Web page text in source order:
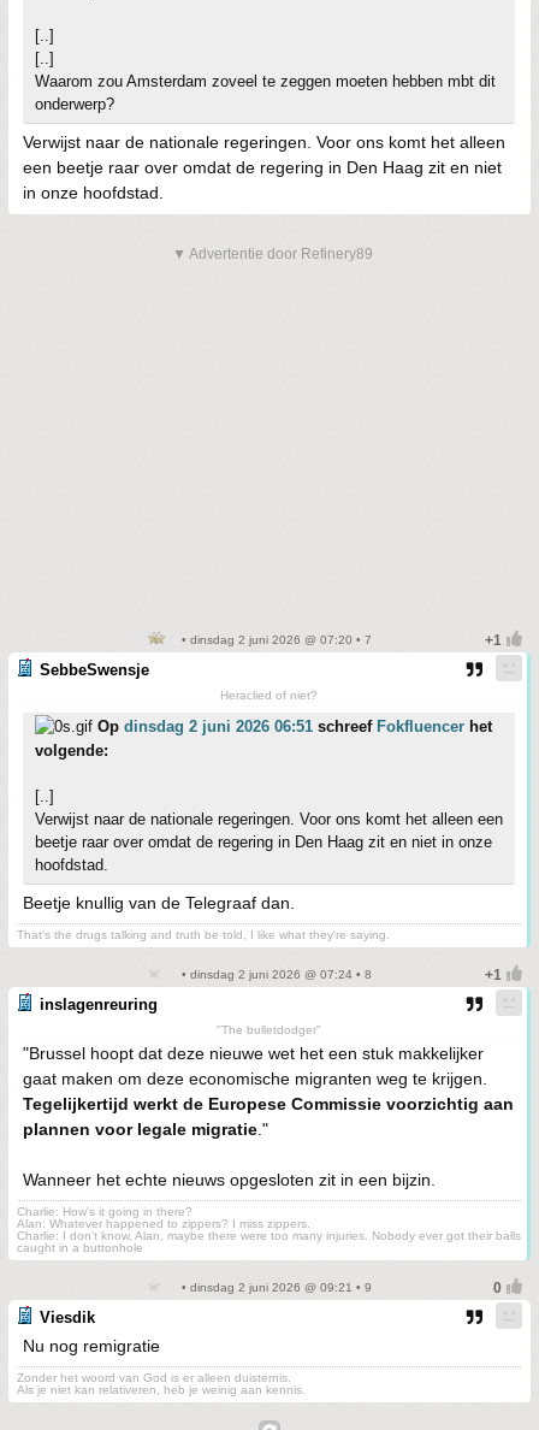
[..]
[..]
Waarom zou Amsterdam zoveel te zeggen moeten hebben mbt dit
onderwerp?
Verwijst naar de nationale regeringen. Voor ons komt het alleen
een beetje raar over omdat de regering in Den Haag zit en niet
in onze hoofdstad.
▼ Advertentie door Refinery89
• dinsdag 2 juni 2026 @ 07:20 • 7
SebbeSwensje
Heraclied of niet?
Op dinsdag 2 juni 2026 06:51 schreef Fokfluencer het
volgende:
[..]
Verwijst naar de nationale regeringen. Voor ons komt het alleen een
beetje raar over omdat de regering in Den Haag zit en niet in onze
hoofdstad.
Beetje knullig van de Telegraaf dan.
That's the drugs talking and truth be told, I like what they're saying.
• dinsdag 2 juni 2026 @ 07:24 • 8
inslagenreuring
"The bulletdodger"
"Brussel hoopt dat deze nieuwe wet het een stuk makkelijker
gaat maken om deze economische migranten weg te krijgen.
Tegelijkertijd werkt de Europese Commissie voorzichtig aan
plannen voor legale migratie ."
Wanneer het echte nieuws opgesloten zit in een bijzin.
Charlie: How's it going in there?
Alan: Whatever happened to zippers? I miss zippers.
Charlie: I don't know, Alan, maybe there were too many injuries. Nobody ever got their balls
caught in a buttonhole
• dinsdag 2 juni 2026 @ 09:21 • 9
Viesdik
Nu nog remigratie
Zonder het woord van God is er alleen duisternis.
Als je niet kan relativeren, heb je weinig aan kennis.